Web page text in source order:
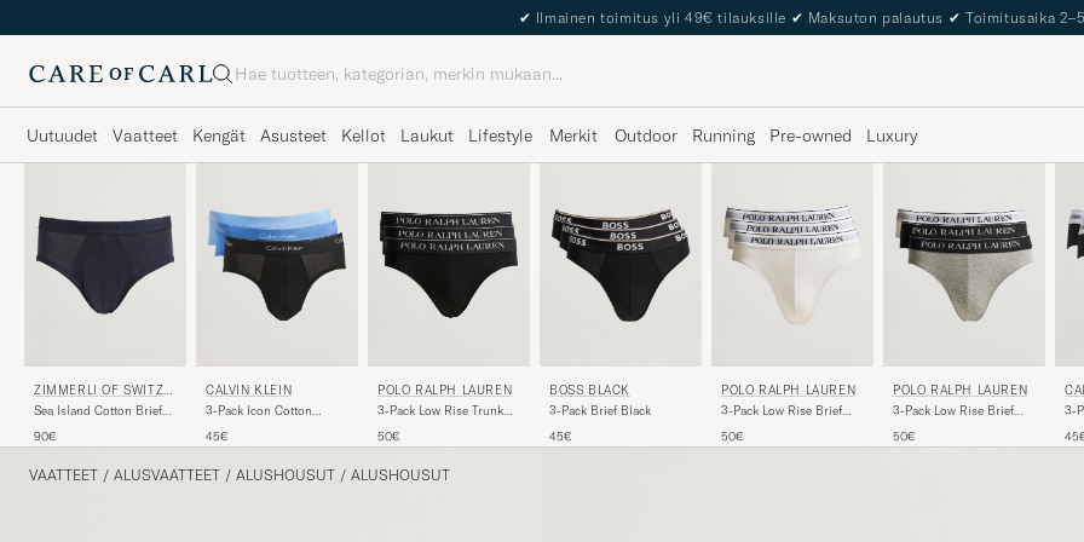
✔ Ilmainen toimitus yli 49€ tilauksille ✔ Maksuton palautus ✔ Toimitusaika
Haku
Uutuudet Vaatteet Kengät Asusteet Kellot Laukut Lifestyle Merkit Outdoor Running Pre-owned Luxury
ZIMMERLI OF SWITZE
RLAND
Sea Island Cotton Briefs
90€
CALVIN KLEIN
3-Pack Icon Cotton
Black/Blue/Light Blue
45€
POLO RALPH LAUREN
3-Pack Low Rise Trunk
50€
BOSS BLACK
3-Pack Brief Black
45€
POLO RALPH LAUREN
3-Pack Low Rise Brief
50€
POLO RALPH LAUREN
3-Pack Low Rise Brief
50€
3-
VAATTEET / ALUSVAATTEET / ALUSHOUSUT / ALUSHOUSUT